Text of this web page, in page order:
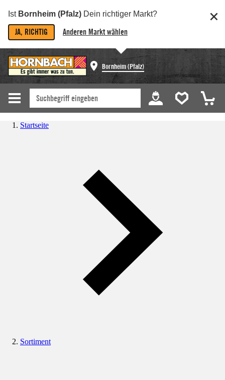
Ist Bornheim (Pfalz) Dein richtiger Markt?
JA, RICHTIG Anderen Markt wählen
Bornheim (Pfalz)
Startseite
Sortiment